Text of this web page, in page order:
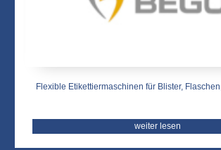
Flexible Etikettiermaschinen für Blister,
weiter lesen